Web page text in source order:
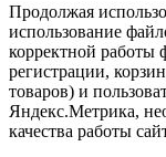
Продолжая
использование
корректной работы
регистрации,
товаров) и
Яндекс.Метрика,
качества работы